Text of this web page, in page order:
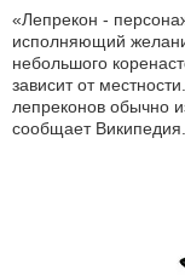
«Лепрекон -
исполняющий
небольшого
зависит от
лепреконов обычно
сообщает Википедия.